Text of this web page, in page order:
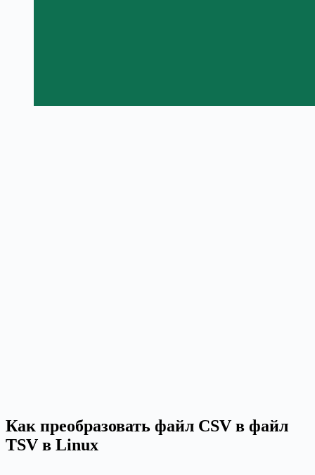
Как преобразовать файл CSV в файл
TSV в Linux